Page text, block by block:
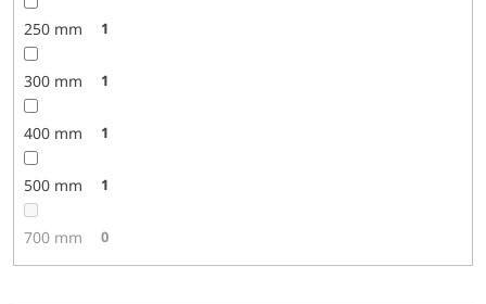
250 mm 1
300 mm 1
400 mm 1
500 mm 1
700 mm 0